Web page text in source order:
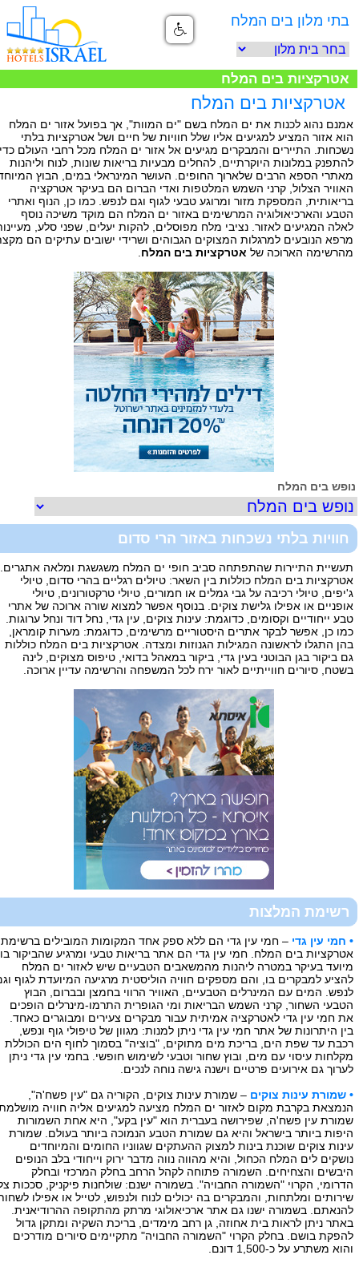
בתי מלון בים המלח
אטרקציות בים המלח
אטרקציות בים המלח
אמנם נהוג לכנות את ים המלח בשם "ים המוות", אך בפועל אזור ים המלח
הוא אזור המציע למגיעים אליו שלל חוויות של חיים ושל אטרקציות בלתי
נשכחות. התיירים והמבקרים מגיעים אל אזור ים המלח מכל רחבי העולם כדי
להתפנק במלונות היוקרתיים, להחלים מבעיות בריאות שונות, לנוח וליהנות
מאתרי הספא הרבים שלארוך החופים. העושר המינראלי במים, הבוץ המיוחד,
האוויר הצלול, קרני השמש המלטפות ואדי הברום הם בעיקר אטרקציה
בריאותית, המספקת מזור ומרוגע טבעי לגוף וגם לנפש. כמו כן, הנוף ואתרי
הטבע והארכיאולוגיה המרשימים באזור ים המלח הם מוקד משיכה נוסף
לאלה המגיעים לאזור. נציבי מלח מפוסלים, להקות יעלים, שפני סלע, מעיינות
מרפא הנובעים למרגלות המצוקים הגבוהים ושרידי ישובים עתיקים הם מקצת
מהרשימה הארוכה שלאטרקציות בים המלח.
בים המלח
חוויות בלתי נשכחות באזור הרי סדום
תעשיית התיירות שהתפתחה סביב חופי ים המלח משגשגת ומלאה אתגרים.
אטרקציות בים המלח כוללות בין השאר: טיולים רגליים בהרי סדום, טיולי
ג'יפים, טיולי רכיבה על גבי גמלים או חמורים, טיולי טרקטורונים, טיולי
אופניים או אפילו גלישת צוקים. בנוסף אפשר למצוא שורה ארוכה של אתרי
טבע ייחודיים וקסומים, כדוגמת: עינות צוקים, עין גדי, נחל דוד ונחל ערוגות.
כמו כן, אפשר לבקר אתרים היסטוריים מרשימים, כדוגמת: מערות קומראן,
בהן התגלו לראשונה המגילות הגנוזות ומצדה. אטרקציות בים המלח כוללות
גם ביקור בגן הבוטני בעין גדי, ביקור במאהל בדואי, טיפוס מצוקים, לינה
בשטח, סיורים חווייתיים לאור ירח לכל המשפחה והרשימה עדיין ארוכה.
רשימת המלצות
• חמי עין גדי– חמי עין גדי הם ללא ספק אחד המקומות המובילים ברשימת
אטרקציות בים המלח. חמי עין גדי הם אתר בריאות טבעי ומרגיע שהביקור בו
מיועד בעיקר במטרה ליהנות מהמשאבים הטבעיים שיש לאזור ים המלח
להציע למבקרים בו, והם מספקים חוויה הוליסטית מרגיעה המיועדת לגוף וגם
לנפש. המים עם המינרלים הטבעיים, האוויר הרווי בחמצן ובברום, הבוץ
הטבעי השחור, קרני השמש הבריאות ומי הגופרית התרמו-מינרלים הופכים
את חמי עין גדי לאטרקציה אמיתית עבור מבקרים צעירים ומבוגרים כאחד.
בין היתרונות של אתר חמי עין גדי ניתן למנות: מגוון של טיפולי גוף ונפש,
רכבת עד שפת הים, בריכת מים מתוקים, "בוציה" בסמוך לחוף הים הכוללת
מקלחות עיסוי עם מים, ובוץ שחור וטבעי לשימוש חופשי. בחמי עין גדי ניתן
לערוך גם אירועים פרטיים וישנה גישה נוחה לנכים.
• שמורת עינות צוקים– שמורת עינות צוקים, הקוריה גם "עין פשח'ה",
הנמצאת בקרבת מקום לאזור ים המלח מציעה למגיעים אליה חוויה מושלמת.
שמורת עין פשח'ה, שפירושה בעברית הוא "עין בקע", היא אחת השמורות
היפות ביותר בישראל והיא גם שמורת הטבע הנמוכה ביותר בעולם. שמורת
עינות צוקים שוכנת בינות למצוק ההעתקים שגווניו החומים והמיוחדים
נושקים לים המלח הכחול, והיא מהווה נווה מדבר ירוק וייחודי בלב הנופים
היבשים והצחיחים. השמורה פתוחה לקהל הרחב בחלק המרכזי ובחלק
הדרומי, הקרוי "השמורה החבויה". בשמורה ישנם: שולחנות פיקניק, סככות צל,
שירותים ומלתחות, והמבקרים בה יכולים לנוח ולנפוש, לטייל או אפילו לשחות
להנאתם. בשמורה ישנו גם אתר ארכיאולוגי מרתק מהתקופה ההרודיאנית.
באתר ניתן לראות בית אחוזה, גן רחב מימדים, בריכת השקיה ומתקן גדול
להפקת בושם. בחלק הקרוי "השמורה החבויה" מתקיימים סיורים מודרכים
והוא משתרע על כ-1,500 דונם.